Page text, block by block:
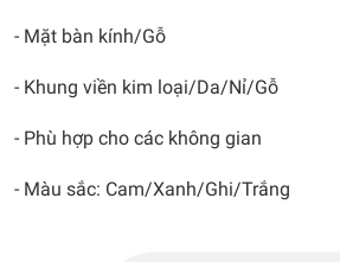
- Mặt bàn kính/Gỗ
- Khung viền kim loại/Da/Nỉ/Gỗ
- Phù hợp cho các không gian
- Màu sắc: Cam/Xanh/Ghi/Trắng